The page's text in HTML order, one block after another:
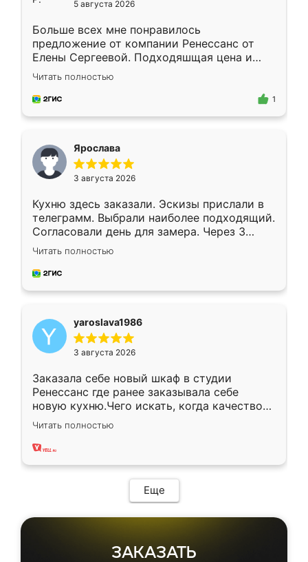
5 августа 2026
Больше всех мне понравилось
предложение от компании Ренессанс от
Елены Сергеевой. Подходяшщая цена и
короткие сроки изготовления. Приехавший
для замера сотрудник Владислав
предложил по моему эскизу самый
Читать полностью
1
Ярослава
3 августа 2026
Кухню здесь заказали. Эскизы прислали в
телеграмм. Выбрали наиболее подходящий.
Согласовали день для замера. Через 3
недели кухня была уже готова. Остались
довольны работой. Спасибо Ренессанс
мебель за качественную работу!
Читать полностью
yaroslava1986
3 августа 2026
Заказала себе новый шкаф в студии
Ренессанс где ранее заказывала себе
новую кухню.Чего искать, когда качеством
вполне довольна. Служит кухня уже почти
два года, нареканий нет.
Читать полностью
Еще
ЗАКАЗАТЬ